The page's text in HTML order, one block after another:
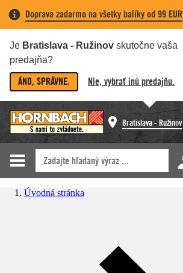
Doprava zadarmo na všetky balíky od 99 EUR
Je Bratislava - Ružinov skutočne vaša
predajňa?
ÁNO, SPRÁVNE. Nie, vybrať inú predajňu.
Bratislava - Ružinov
Úvodná stránka